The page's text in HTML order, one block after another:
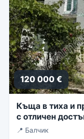
120 000 €
Къща в тиха и
с отличен
📍 Балчик